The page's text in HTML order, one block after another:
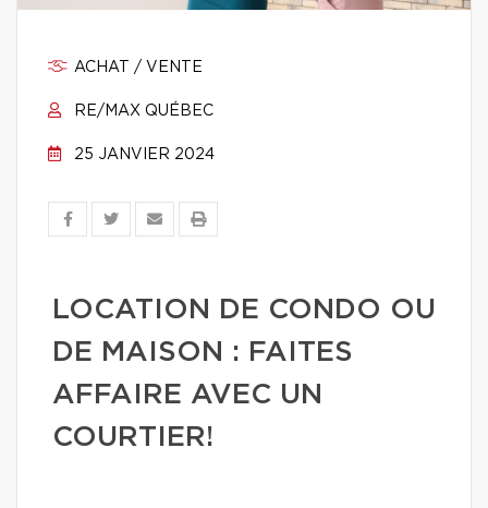
ACHAT / VENTE
RE/MAX QUÉBEC
25 JANVIER 2024
LOCATION DE CONDO OU
DE MAISON : FAITES
AFFAIRE AVEC UN
COURTIER!